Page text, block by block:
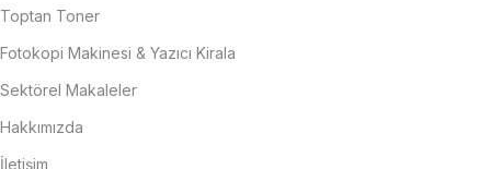
Toptan Toner
Fotokopi Makinesi & Yazıcı Kirala
Sektörel Makaleler
Hakkımızda
İletişim